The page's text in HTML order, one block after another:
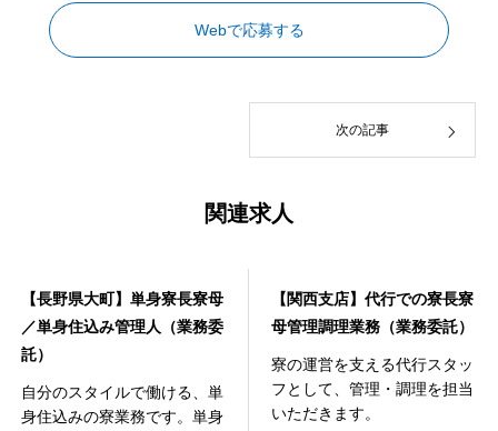
Webで応募する
次の記事
関連求人
【長野県大町】単身寮長寮母
／単身住込み管理人（業務委
託）
自分のスタイルで働ける、単
身住込みの寮業務です。単身
【関西支店】代行での寮長寮
母管理調理業務（業務委託）
寮の運営を支える代行スタッ
フとして、管理・調理を担当
いただきます。